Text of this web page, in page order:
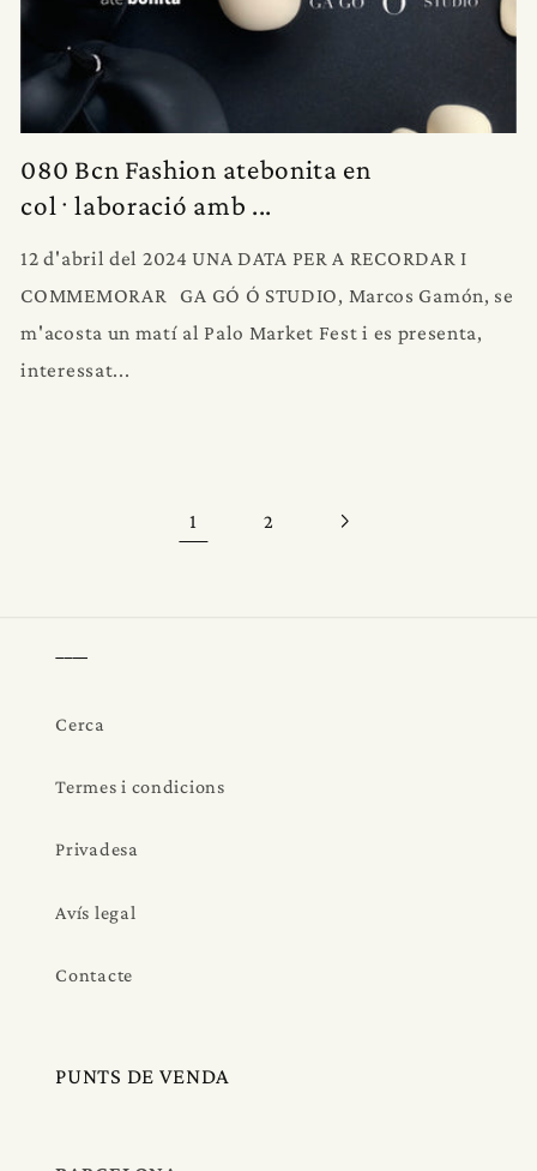
080 Bcn Fashion atebonita en
col·laboració amb ...
12 d'abril del 2024 UNA DATA PER A RECORDAR I
COMMEMORAR GA GÓ Ó STUDIO, Marcos Gamón, se
m'acosta un matí al Palo Market Fest i es presenta,
interessat...
1 2
Cerca
Termes i condicions
Privadesa
Avís legal
Contacte
PUNTS DE VENDA